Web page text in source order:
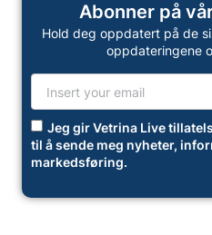
Abonner på
Hold deg oppdatert på de
oppdateringene
Jeg gir Vetrina Live
til å sende meg nyheter,
markedsføring.